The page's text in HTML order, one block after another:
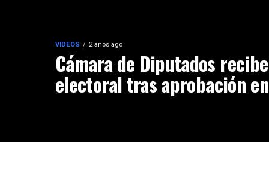
VIDEOS 2 años ago
Cámara de Diputados
electoral tras aprobación